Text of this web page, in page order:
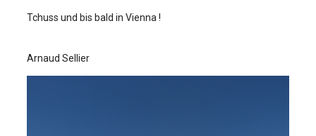
Tchuss und bis bald in Vienna !
Arnaud Sellier